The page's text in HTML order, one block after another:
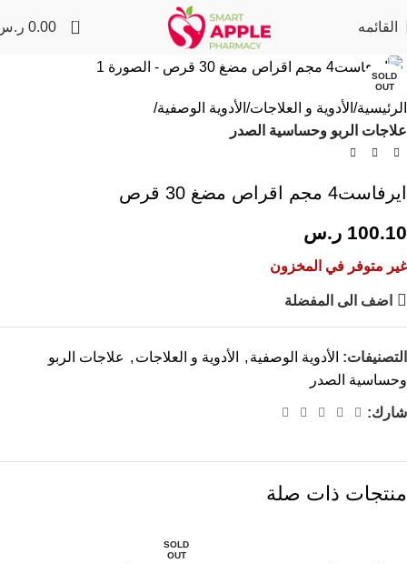
القائمه 0
0.00
SOLD
OUT
Click to enlarge
الرئيسية الأدوية و العلاجات الأدوية الوصفية
علاجات الربو وحساسية الصدر
ايرفاست4 مجم اقراص مضغ 30 قرص
100.10 ر.س
غير متوفر في المخزون
اضف الى المفضلة
التصنيفات: الأدوية الوصفية , الأدوية و العلاجات , علاجات الربو
وحساسية الصدر
شارك:
منتجات ذات صلة
SOLD
OUT